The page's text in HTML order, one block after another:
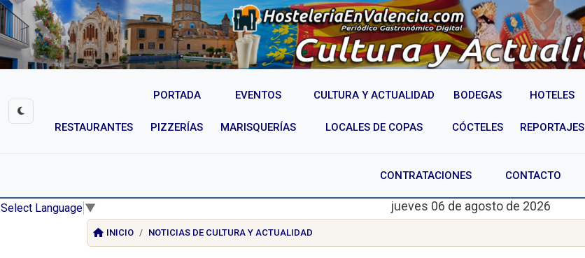
PORTADA EVENTOS CULTURA Y ACTUALIDAD BODEGAS HOTELES
RESTAURANTES PIZZERÍAS MARISQUERÍAS LOCALES DE COPAS CÓCTELES REPORTAJES
CONTRATACIONES CONTACTO
Select Language ▼ jueves 06 de agosto de 2026
INICIO NOTICIAS DE CULTURA Y ACTUALIDAD